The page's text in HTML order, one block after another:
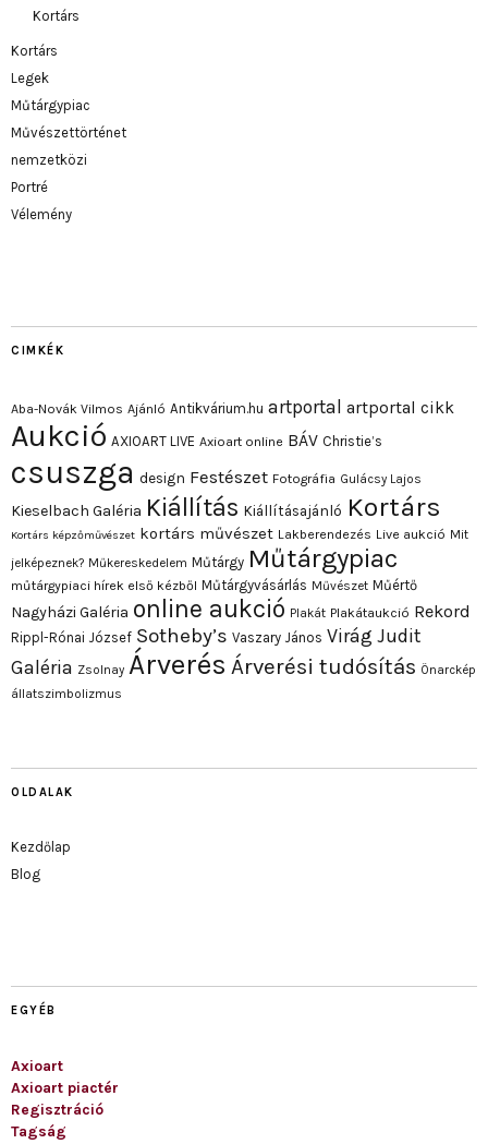
Kortárs
Kortárs
Legek
Műtárgypiac
Művészettörténet
nemzetközi
Portré
Vélemény
CIMKÉK
Aba-Novák Vilmos Ajánló Antikvárium.hu artportal artportal cikk
Aukció AXIOART LIVE Axioart online BÁV Christie’s
csuszga design Festészet Fotográfia Gulácsy Lajos
Kieselbach Galéria Kiállítás Kiállításajánló Kortárs
Kortárs képzőművészet kortárs művészet Lakberendezés Live aukció Mit
jelképeznek? Műkereskedelem Műtárgy Műtárgypiac
műtárgypiaci hírek első kézből Műtárgyvásárlás Művészet Műértő
Nagyházi Galéria online aukció Plakát Plakátaukció Rekord
Rippl-Rónai József Sotheby’s Vaszary János Virág Judit
Galéria Zsolnay Árverés Árverési tudósítás Önarckép
állatszimbolizmus
OLDALAK
Kezdőlap
Blog
EGYÉB
Axioart
Axioart piactér
Regisztráció
Tagság